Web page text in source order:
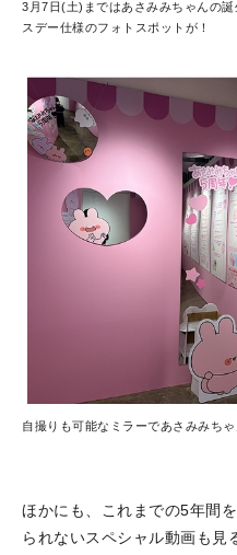
3月7日(土)まではあさみみちゃんの
スデー仕様のフォトスポットが！
自撮りも可能なミラーであさみみち
ほかにも、これまでの5年間
られないスペシャル動画も見